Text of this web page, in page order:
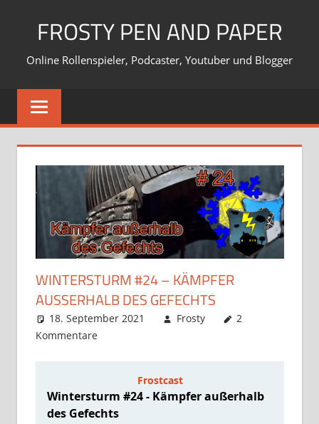
FROSTY PEN AND PAPER
Online Rollenspieler, Podcaster, Youtuber und Blogger
WINTERSTURM #24 – KÄMPFER
AUSSERHALB DES GEFECHTS
18. September 2021 Frosty
2
Kommentare